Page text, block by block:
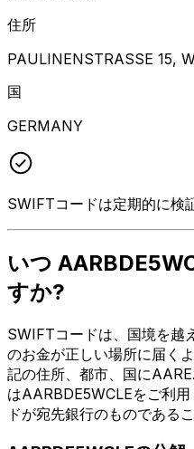
住所
PAULINENSTRASSE 15,
国
GERMANY
SWIFTコードは定期的に検
いつ
すか?
SWIFTコードは、国境を越
のお金が正しい場所に届く
記の住所、都市、国に
はAARBDE5WCLEをご利
ドが宛先銀行のものである